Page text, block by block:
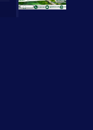
Long